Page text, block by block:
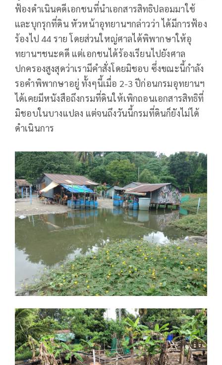
ฟ้องดำเนินคดีเอกชนที่นำเอกสารสิทธิปลอมมาใช้
และบุกรุกที่ดิน หัวหน้าอุทยานฯกล่าวว่า ได้มีการฟ้อง
ร้องไป 44 ราย โดยส่วนใหญ่ศาลได้พิพากษาให้อุ
ทยานฯชนะคดี แต่เอกชนได้ร้องเรียนไปยังศาล
ปกครองสูงสุดว่าเรามีคำสั่งโดยมิชอบ ซึ่งขณะนี้กำลัง
รอคำพิพากษาอยู่ ทั้งๆนี้เมื่อ 2-3 ปีก่อนกรมอุทยานฯ
ได้เคยมีหนังสือถึงกรมที่ดินให้เพิกถอนเอกสารสิทธิที่
มิชอบในบางแปลง แต่จนถึงวันนี้กรมที่ดินก็ยังไม่ได้
ดำเนินการ